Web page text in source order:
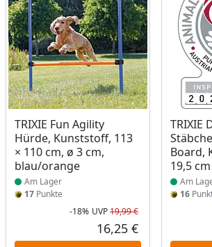
TRIXIE Fun Agility
Hürde, Kunststoff, 113
× 110 cm, ø 3 cm,
blau/orange
Produkt am Lager
Am Lager
17 Punkte
Rabatt in
-18% UVP19,99 €
Aktueller Preis
16,25 €
TRIXIE
Board,
19,5 cm
Am
16